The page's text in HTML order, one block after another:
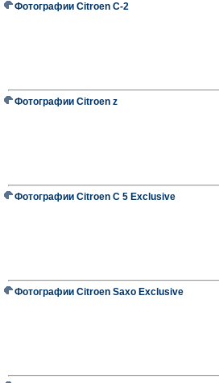
Фотографии Citroen C-2
Фотографии Citroen z
Фотографии Citroen C 5 Exclusive
Фотографии Citroen Saxo Exclusive